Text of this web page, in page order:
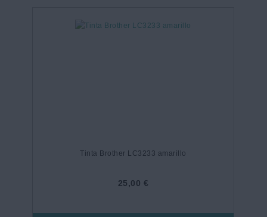
Tinta Brother LC3233 amarillo
25,00 €